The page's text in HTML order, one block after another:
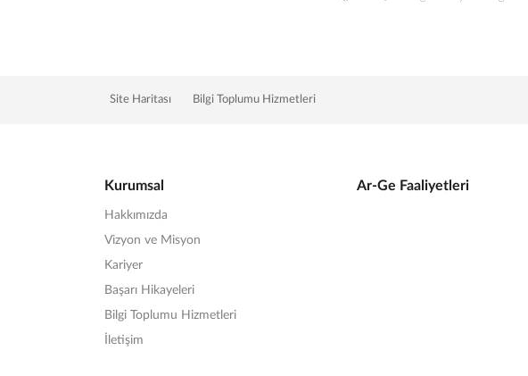
Site Haritası Bilgi Toplumu Hizmetleri
Kurumsal
Hakkımızda
Vizyon ve Misyon
Kariyer
Başarı Hikayeleri
Bilgi Toplumu Hizmetleri
İletişim
Ar-Ge Faaliyetleri